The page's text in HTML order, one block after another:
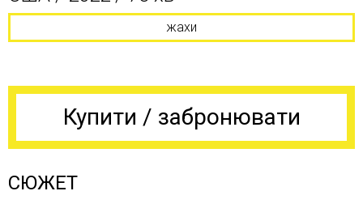
жахи
Купити / забронювати
СЮЖЕТ